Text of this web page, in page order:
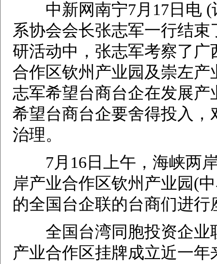
中新网南宁7月17日电 (
系协会会长张志军一行结
研活动中，张志军考察了
合作区钦州产业园及崇左
志军希望台商台企在发展
希望台商台企要舍得投入
治理。
7月16日上午，海峡两岸
岸产业合作区钦州产业园(
的全国台企联的台商们进行
全国台湾同胞投资企业
产业合作区挂牌成立近一